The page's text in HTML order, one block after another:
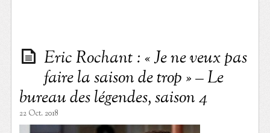
Eric Rochant : « Je ne veux pas
faire la saison de trop » – Le
bureau des légendes, saison 4
22 Oct. 2018